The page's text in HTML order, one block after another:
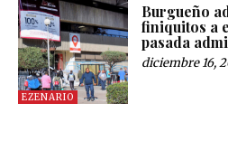
EZENARIO
Burgueño
finiquitos a
pasada
diciembre 16,